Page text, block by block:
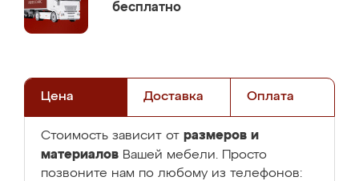
бесплатно
Цена Доставка Оплата
Стоимость зависит от размеров и
материалов Вашей мебели. Просто
позвоните нам по любому из телефонов: